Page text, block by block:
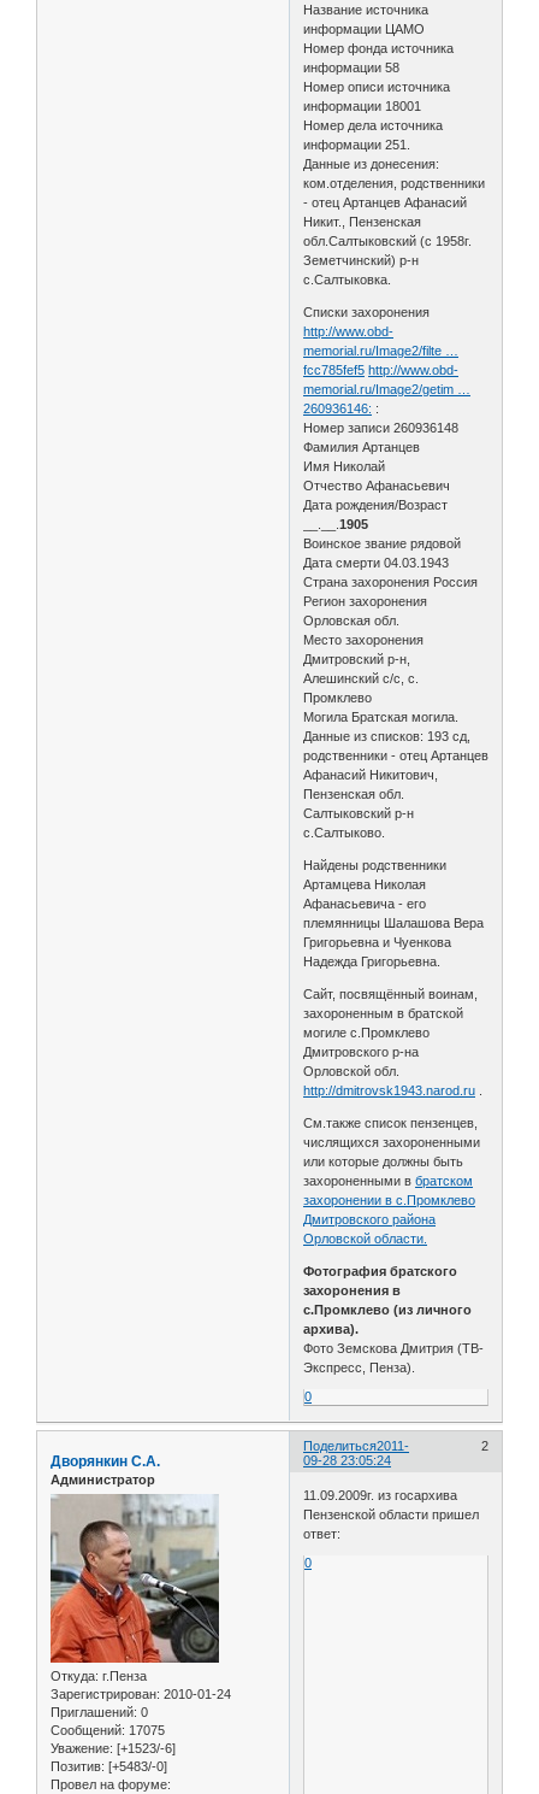
Название источника
информации ЦАМО
Номер фонда источника
информации 58
Номер описи источника
информации 18001
Номер дела источника
информации 251.
Данные из донесения:
ком.отделения, родственники
- отец Артанцев Афанасий
Никит., Пензенская
обл.Салтыковский (с 1958г.
Земетчинский) р-н
с.Салтыковка.
Списки захоронения
http://www.obd-
memorial.ru/Image2/filte …
fcc785fef5 http://www.obd-
memorial.ru/Image2/getim …
260936146: :
Номер записи 260936148
Фамилия Артанцев
Имя Николай
Отчество Афанасьевич
Дата рождения/Возраст
__.__.1905
Воинское звание рядовой
Дата смерти 04.03.1943
Страна захоронения Россия
Регион захоронения
Орловская обл.
Место захоронения
Дмитровский р-н,
Алешинский с/с, с.
Промклево
Могила Братская могила.
Данные из списков: 193 сд,
родственники - отец Артанцев
Афанасий Никитович,
Пензенская обл.
Салтыковский р-н
с.Салтыково.
Найдены родственники
Артамцева Николая
Афанасьевича - его
племянницы Шалашова Вера
Григорьевна и Чуенкова
Надежда Григорьевна.
Сайт, посвящённый воинам,
захороненным в братской
могиле с.Промклево
Дмитровского р-на
Орловской обл.
http://dmitrovsk1943.narod.ru
См.также список пензенцев,
числящихся захороненными
или которые должны быть
захороненными вбратском
захоронении в с.Промклево
Дмитровского района
Орловской области.
Фотография братского
захоронения в
с.Промклево (из личного
архива).
Фото Земскова Дмитрия (ТВ-
Экспресс, Пенза).
0
Поделиться 2
2011-
09-28 23:05:24
Дворянкин С.А.
Администратор
Откуда: г.Пенза
Зарегистрирован: 2010-01-24
Приглашений: 0
Сообщений: 17075
Уважение: [+1523/-6]
Позитив: [+5483/-0]
Провел на форуме:
11.09.2009г. из госархива
Пензенской области пришел
ответ:
0